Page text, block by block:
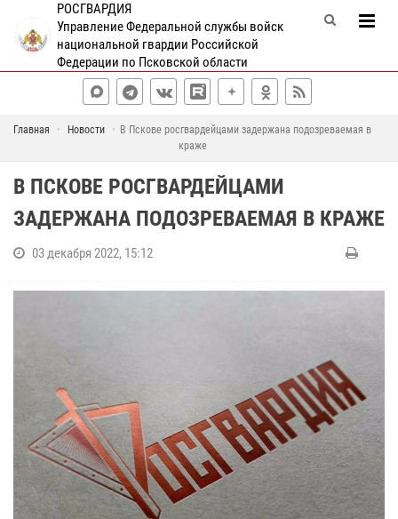
РОСГВАРДИЯ
Управление Федеральной службы войск
национальной гвардии Российской
Федерации по Псковской области
Главная Новости
В Пскове росгвардейцами задержана подозреваемая в
краже
В ПСКОВЕ РОСГВАРДЕЙЦАМИ
ЗАДЕРЖАНА ПОДОЗРЕВАЕМАЯ В КРАЖЕ
03 декабря 2022, 15:12